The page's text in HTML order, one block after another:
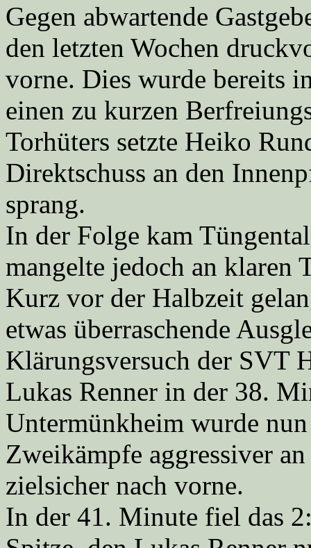
Gegen abwartende
den letzten Wochen
vorne. Dies wurde bereits
einen zu kurzen
Torhüters setzte Heiko
Direktschuss an den
sprang.
In der Folge kam
mangelte jedoch an klaren
Kurz vor der Halbzeit
etwas überraschende
Klärungsversuch der SVT
Lukas Renner in der 38.
Untermünkheim wurde
Zweikämpfe aggressiver
zielsicher nach vorne.
In der 41. Minute fiel das